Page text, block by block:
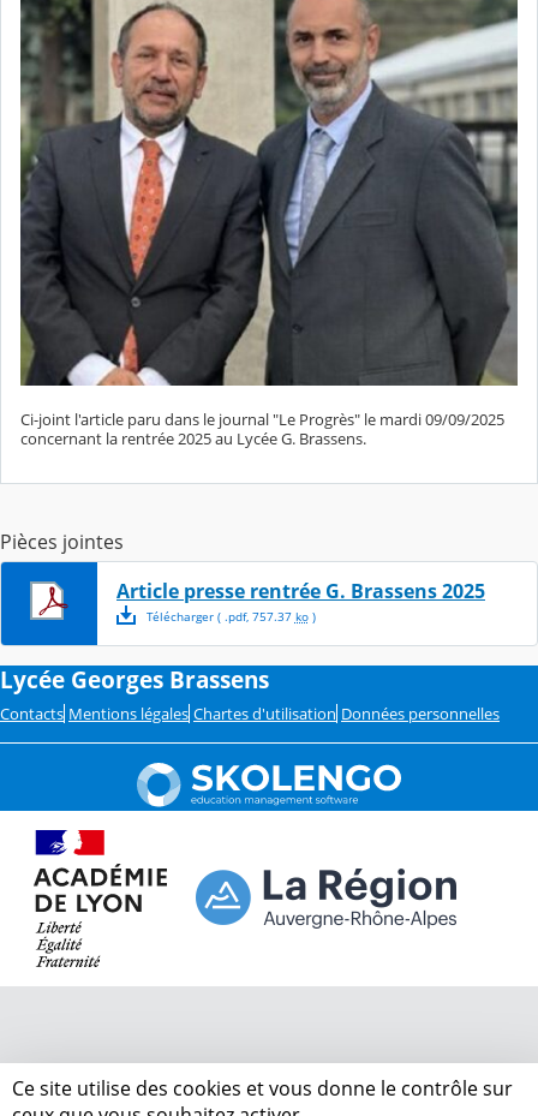
Ci-joint l'article paru dans le journal "Le Progrès" le mardi 09/09/2025
concernant la rentrée 2025 au Lycée G. Brassens.
Pièces jointes
Article presse rentrée G. Brassens 2025
Télécharger( .pdf, 757.37 ko)
Lycée Georges Brassens
Contacts Mentions légales Chartes d'utilisation Données personnelles
Ce site utilise des cookies et vous donne le contrôle sur